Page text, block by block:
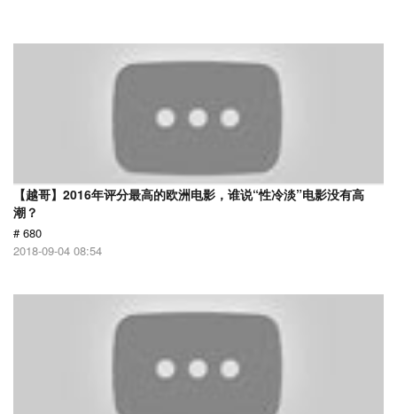
【越哥】2016年评分最高的欧洲电影，谁说“性冷淡”电影没有高
潮？
# 680
2018-09-04 08:54